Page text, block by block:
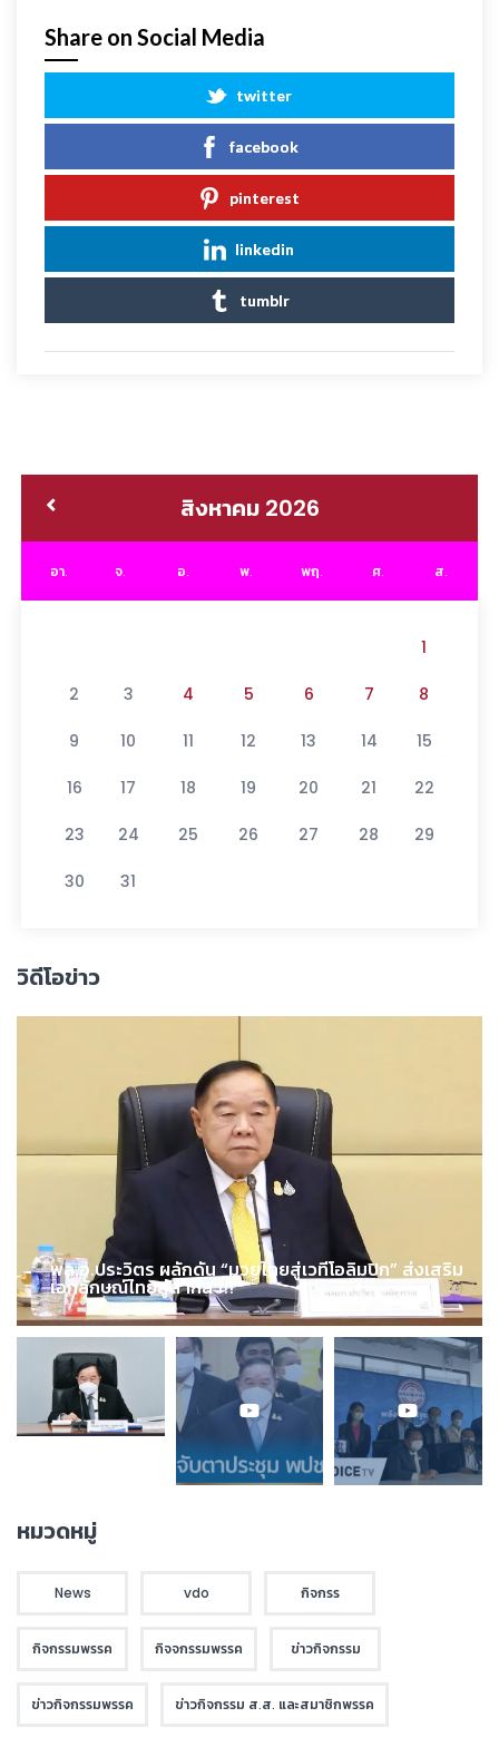
Share on Social Media
twitter
facebook
pinterest
linkedin
tumblr
สิงหาคม 2026
อา. จ. อ. พ. พฤ. ศ. ส.
1
2 3 4 5 6 7 8
9 10 11 12 13 14 15
16 17 18 19 20 21 22
23 24 25 26 27 28 29
30 31
วิดีโอข่าว
พล.อ.ประวิตร ผลักดัน “มวยไทยสู่เวทีโอลิมปิก” ส่งเสริม
เอกลักษณ์ไทยสู่สากล !!!
หมวดหมู่
News vdo กิจกรร
กิจกรรมพรรค กิจจกรรมพรรค ข่าวกิจกรรม
ข่าวกิจกรรมพรรค ข่าวกิจกรรม ส.ส. และสมาชิกพรรค